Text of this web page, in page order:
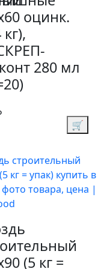
оцинк.
280 мл
🛒
(5 кг =